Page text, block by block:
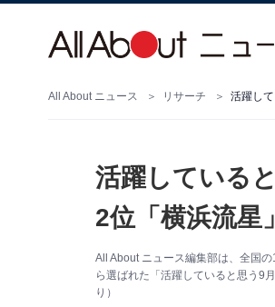
All About ニュース リサーチ 活躍し
活躍している
2位「横浜流星
All About ニュース編集部は、全国
ら選ばれた「活躍していると思う9
り）